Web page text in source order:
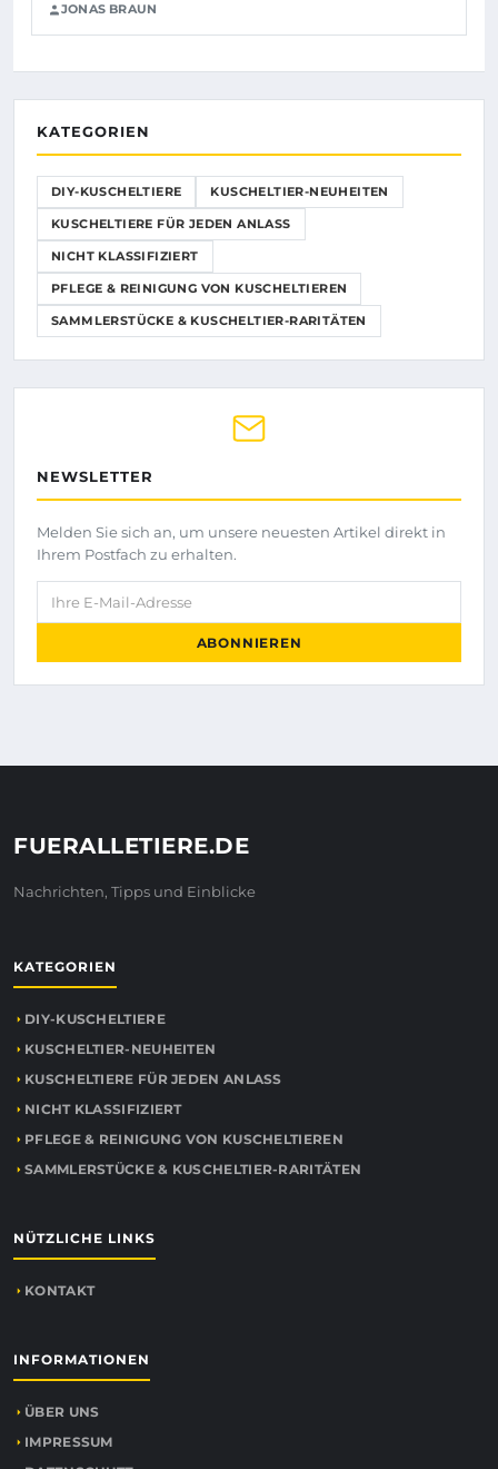
JONAS BRAUN
KATEGORIEN
DIY-KUSCHELTIERE KUSCHELTIER-NEUHEITEN
KUSCHELTIERE FÜR JEDEN ANLASS
NICHT KLASSIFIZIERT
PFLEGE & REINIGUNG VON KUSCHELTIEREN
SAMMLERSTÜCKE & KUSCHELTIER-RARITÄTEN
NEWSLETTER
Melden Sie sich an, um unsere neuesten Artikel direkt in
Ihrem Postfach zu erhalten.
Ihre E-Mail-Adresse
ABONNIEREN
FUERALLETIERE.DE
Nachrichten, Tipps und Einblicke
KATEGORIEN
DIY-KUSCHELTIERE
KUSCHELTIER-NEUHEITEN
KUSCHELTIERE FÜR JEDEN ANLASS
NICHT KLASSIFIZIERT
PFLEGE & REINIGUNG VON KUSCHELTIEREN
SAMMLERSTÜCKE & KUSCHELTIER-RARITÄTEN
NÜTZLICHE LINKS
KONTAKT
INFORMATIONEN
ÜBER UNS
IMPRESSUM